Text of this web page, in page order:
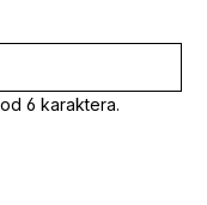
6 karaktera.